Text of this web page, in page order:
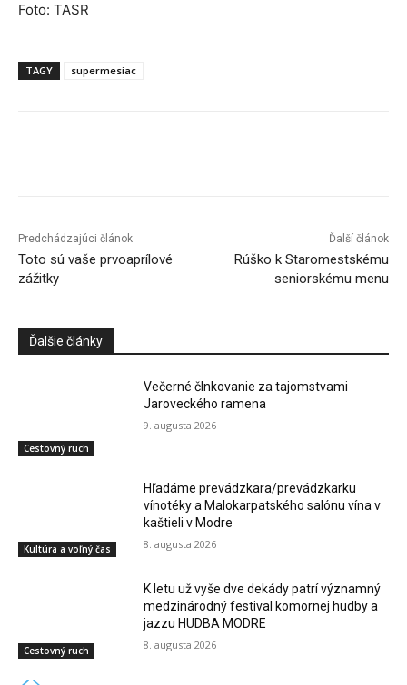
Foto: TASR
TAGY supermesiac
Predchádzajúci článok
Toto sú vaše prvoaprílové
zážitky
Ďalší článok
Rúško k Staromestskému
seniorskému menu
Ďalšie články
Cestovný ruch
Večerné člnkovanie za tajomstvami
Jaroveckého ramena
9. augusta 2026
Kultúra a voľný čas
Hľadáme prevádzkara/prevádzkarku
vínotéky a Malokarpatského salónu vína v
kaštieli v Modre
8. augusta 2026
Cestovný ruch
K letu už vyše dve dekády patrí významný
medzinárodný festival komornej hudby a
jazzu HUDBA MODRE
8. augusta 2026